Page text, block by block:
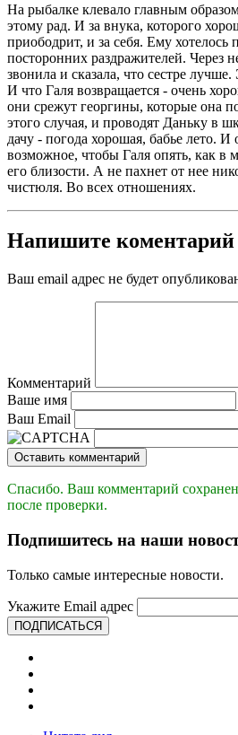
На рыбалке клевало главным
этому рад. И за внука, которого
приободрит, и за себя. Ему хотелось
посторонних раздражителей. Через
звонила и сказала, что сестре
И что Галя возвращается - очень
они срежут георгины, которые она
этого случая, и проводят Даньку в
дачу - погода хорошая, бабье лето. И
возможное, чтобы Галя опять, как в
его близости. А не пахнет от нее
чистюля. Во всех отношениях.
Напишите коментарий
Ваш email адрес не будет
Комментарий
Ваше имя
Ваш Email
Оставить комментарий
Спасибо. Ваш комментарий
после проверки.
Подпишитесь на наши
Только самые интересные новости.
Укажите Email адрес
ПОДПИСАТЬСЯ